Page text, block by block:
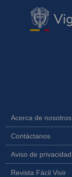
Acerca de nosotros
Contáctanos
Aviso de privacidad
Revista Fácil Vivir